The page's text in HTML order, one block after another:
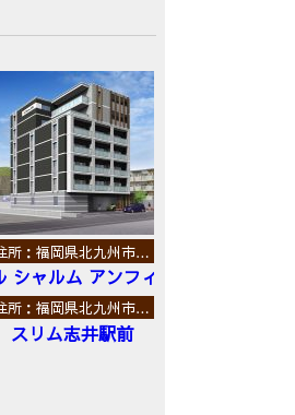
所：福岡県北九州市…
シャルム アンフィニ
所：福岡県北九州市…
スリム志井駅前